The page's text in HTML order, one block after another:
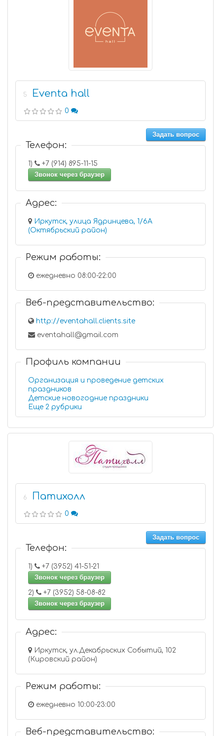
5 Eventa hall
0
Задать вопрос
Телефон:
1)
+7 (914) 895-11-15
Звонок через браузер
Адрес:
Иркутск, улица Ядринцева, 1/6А
(Октябрьский район)
Режим работы:
ежедневно 08:00-22:00
Веб-представительство:
http://eventahall.clients.site
eventahall@gmail.com
Профиль компании
Организация и проведение детских
праздников
Детские новогодние праздники
Еще 2 рубрики
6 Патихолл
0
Задать вопрос
Телефон:
1)
+7 (3952) 41-51-21
Звонок через браузер
2)
+7 (3952) 58-08-82
Звонок через браузер
Адрес:
Иркутск, ул.Декабрьских Событий, 102
(Кировский район)
Режим работы:
ежедневно 10:00-23:00
Веб-представительство: